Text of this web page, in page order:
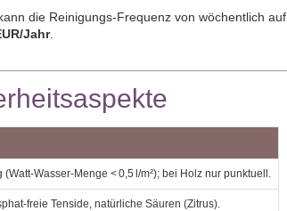
die Reinigungs‑Frequenz von wöchentlich auf
Jahr.
< 0,5 l/m²); bei Holz nur punktuell.
Tenside, natürliche Säuren (Zitrus).